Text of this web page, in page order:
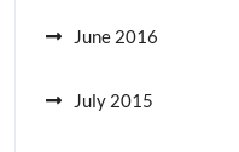
June 2016
July 2015